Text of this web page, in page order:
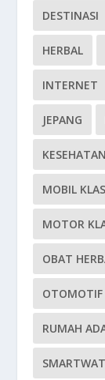
DESTINASI
HERBAL
INTERNET
JEPANG
MOBIL
MOTOR
OBAT
OTOMOTIF
RUMAH